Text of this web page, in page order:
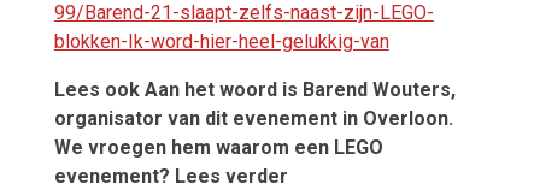
99/Barend-21-slaapt-zelfs-naast-zijn-LEGO-
blokken-Ik-word-hier-heel-gelukkig-van
Lees ook Aan het woord is Barend Wouters,
organisator van dit evenement in Overloon.
We vroegen hem waarom een LEGO
evenement? Lees verder